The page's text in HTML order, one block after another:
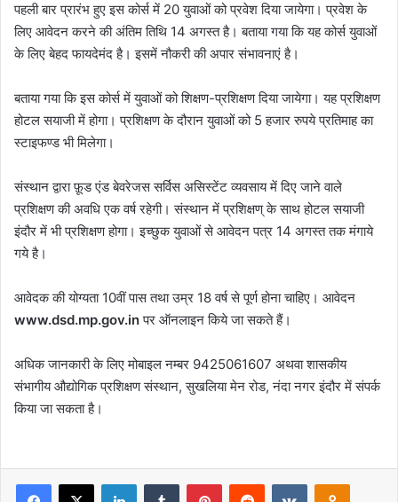
पहली बार प्रारंभ हुए इस कोर्स में 20 युवाओं को प्रवेश दिया जायेगा। प्रवेश के
लिए आवेदन करने की अंतिम तिथि 14 अगस्त है। बताया गया कि यह कोर्स युवाओं
के लिए बेहद फायदेमंद है। इसमें नौकरी की अपार संभावनाएं है।
बताया गया कि इस कोर्स में युवाओं को शिक्षण-प्रशिक्षण दिया जायेगा। यह प्रशिक्षण
होटल सयाजी में होगा। प्रशिक्षण के दौरान युवाओं को 5 हजार रुपये प्रतिमाह का
स्टाइफण्ड भी मिलेगा।
संस्थान द्वारा फ़ूड एंड बेवरेजस सर्विस असिस्टेंट व्यवसाय में दिए जाने वाले
प्रशिक्षण की अवधि एक वर्ष रहेगी। संस्थान में प्रशिक्षण् के साथ होटल सयाजी
इंदौर में भी प्रशिक्षण होगा। इच्छुक युवाओं से आवेदन पत्र 14 अगस्त तक मंगाये
गये है।
आवेदक की योग्यता 10वीं पास तथा उम्र 18 वर्ष से पूर्ण होना चाहिए। आवेदन
www.dsd.mp.gov.inपर ऑनलाइन किये जा सकते हैं।
अधिक जानकारी के लिए मोबाइल नम्बर 9425061607 अथवा शासकीय
संभागीय औद्योगिक प्रशिक्षण संस्थान, सुखलिया मेन रोड, नंदा नगर इंदौर में संपर्क
किया जा सकता है।
Facebook
X LinkedInTumblr PinterestReddit VKontakte